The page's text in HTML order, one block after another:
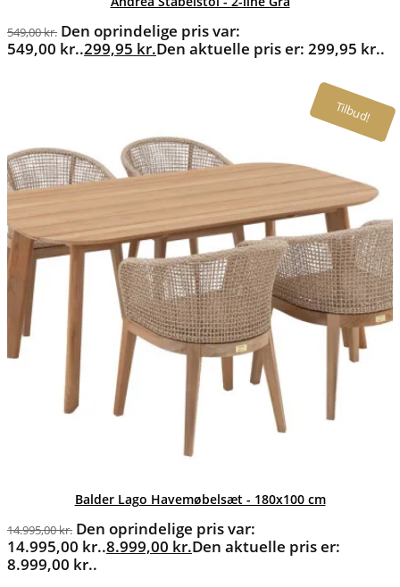
549,00kr. Den oprindelige pris var:
549,00 kr..299,95 kr.Den aktuelle pris er: 299,95 kr..
Tilbud!
Balder Lago Havemøbelsæt - 180x100 cm
14.995,00kr. Den oprindelige pris var:
14.995,00 kr..8.999,00 kr.Den aktuelle pris er:
8.999,00 kr..